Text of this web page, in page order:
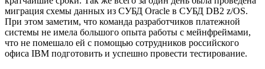
миграция схемы данных из СУБД Oracle в СУБД DB2 z/OS.
При этом заметим, что команда разработчиков платежной
системы не имела большого опыта работы с мейнфреймами,
что не помешало ей с помощью сотрудников российского
офиса IBM подготовить и успешно провести тестирование.